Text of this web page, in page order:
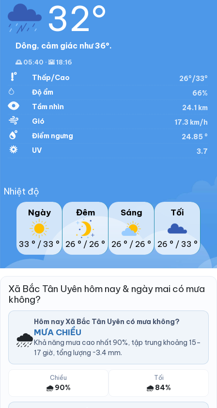
32°
Dông, cảm giác như 36°.
🌅 05:40 · 🌇 18:16
Thấp/Cao
26°/33°
Độ ẩm
66%
Tầm nhìn
24.1 km
Gió
17.3 km/h
Điểm ngưng
24.85 °
UV
3.7
Nhiệt độ
Ngày
33 ° / 33 °
Đêm
26 ° / 26 °
Sáng
26 ° / 26 °
Tối
26 ° / 33 °
Xã Bắc Tân Uyên hôm nay & ngày mai có mưa
không?
🌧️
Hôm nay Xã Bắc Tân Uyên có mưa không?
MƯA CHIỀU
Khả năng mưa cao nhất 90%, tập trung khoảng 15–
17 giờ, tổng lượng ~3.4 mm.
Chiều
🌧️ 90%
Tối
🌧️ 84%